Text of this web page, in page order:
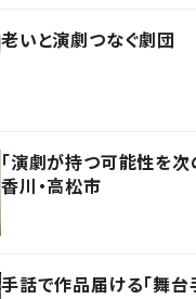
老いと演劇つなぐ劇団
「演劇が持つ可能性を
香川・高松市
手話で作品届ける「舞